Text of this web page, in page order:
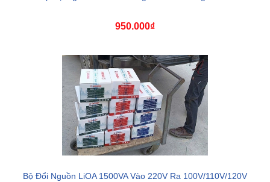
950.000₫
Bộ Đổi Nguồn LiOA 1500VA Vào 220V Ra 100V/110V/120V